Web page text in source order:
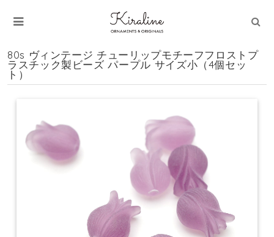
80s ヴィンテージ チューリップモチーフフロストプ
ラスチック製ビーズ パープル サイズ小（4個セッ
ト）